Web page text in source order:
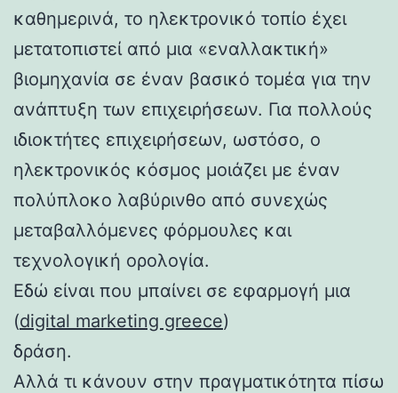
καθημερινά, το ηλεκτρονικό τοπίο έχει
μετατοπιστεί από μια «εναλλακτική»
βιομηχανία σε έναν βασικό τομέα για την
ανάπτυξη των επιχειρήσεων. Για πολλούς
ιδιοκτήτες επιχειρήσεων, ωστόσο, ο
ηλεκτρονικός κόσμος μοιάζει με έναν
πολύπλοκο λαβύρινθο από συνεχώς
μεταβαλλόμενες φόρμουλες και
τεχνολογική ορολογία.
Εδώ είναι που μπαίνει σε εφαρμογή μια
(digital marketing greece)
δράση.
Αλλά τι κάνουν στην πραγματικότητα πίσω